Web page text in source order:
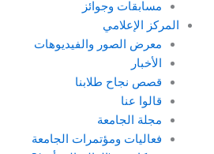
مسابقات وجوائز
المركز الإعلامي
معرض الصور والفيديوهات
الأخبار
قصص نجاح طلابنا
قالوا عنا
مجلة الجامعة
فعاليات ومؤتمرات الجامعة